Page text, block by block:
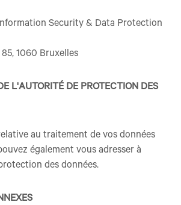
Security & Data Protection
1060 Bruxelles
L'AUTORITÉ DE PROTECTION DES
au traitement de vos données
également vous adresser à
des données.